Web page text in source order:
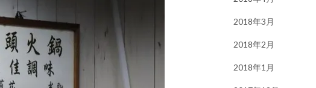
2018年3月
2018年2月
2018年1月